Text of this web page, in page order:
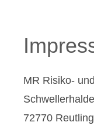
MR Risiko-
72770